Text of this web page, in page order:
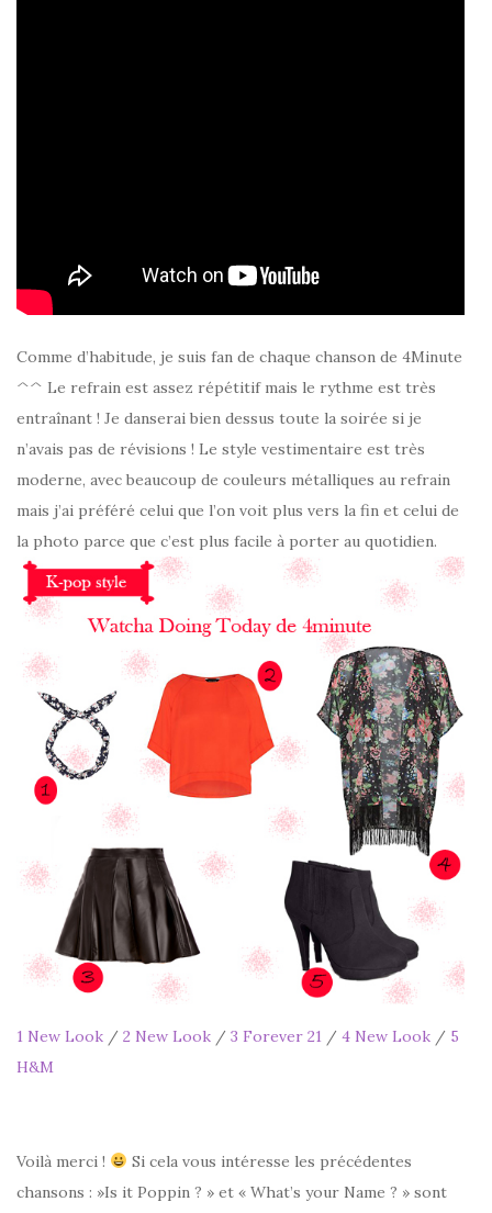
Comme d’habitude, je suis fan de chaque chanson de 4Minute
^^ Le refrain est assez répétitif mais le rythme est très
entraînant ! Je danserai bien dessus toute la soirée si je
n’avais pas de révisions ! Le style vestimentaire est très
moderne, avec beaucoup de couleurs métalliques au refrain
mais j’ai préféré celui que l’on voit plus vers la fin et celui de
la photo parce que c’est plus facile à porter au quotidien.
1 New Look / 2 New Look / 3 Forever 21 / 4 New Look / 5
H&M
Voilà merci !
Si cela vous intéresse les précédentes
chansons : »Is it Poppin ? » et « What’s your Name ? » sont